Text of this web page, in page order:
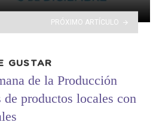
PRÓXIMO ARTÍCULO
GUSTAR
de la Producción
productos locales con